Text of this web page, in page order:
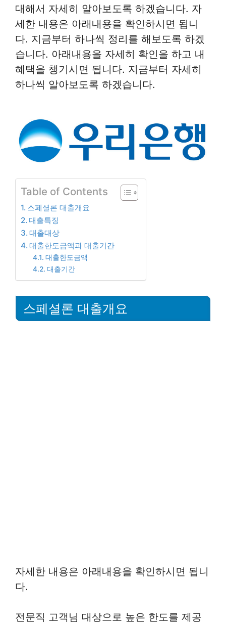
대해서 자세히 알아보도록 하겠습니다. 자
세한 내용은 아래내용을 확인하시면 됩니
다. 지금부터 하나씩 정리를 해보도록 하겠
습니다. 아래내용을 자세히 확인을 하고 내
혜택을 챙기시면 됩니다. 지금부터 자세히
하나씩 알아보도록 하겠습니다.
Table of Contents
스페셜론 대출개요
대출특징
대출대상
대출한도금액과 대출기간
대출한도금액
대출기간
스페셜론 대출개요
자세한 내용은 아래내용을 확인하시면 됩니
다.
전문직 고객님 대상으로 높은 한도를 제공